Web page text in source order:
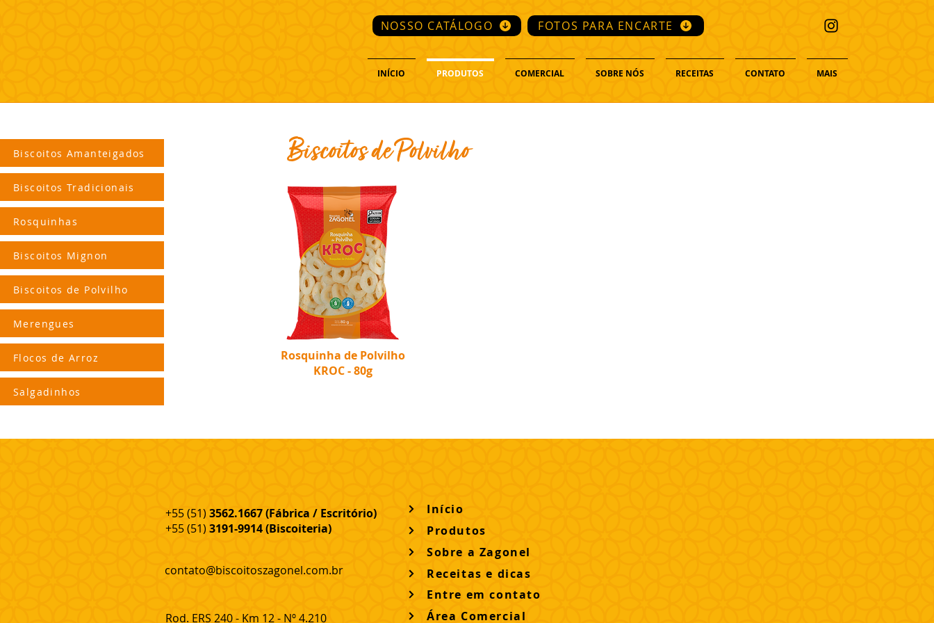
NOSSO CATÁLOGO FOTOS PARA ENCARTE
INÍCIO PRODUTOS COMERCIAL SOBRE NÓS RECEITAS CONTATO MAIS
Biscoitos Amanteigados
Biscoitos Tradicionais
Rosquinhas
Biscoitos Mignon
Biscoitos de Polvilho
Merengues
Flocos de Arroz
Salgadinhos
Biscoitos de Polvilho
Rosquinha de Polvilho
KROC - 80g
+55 (51) 3562.1667 (Fábrica / Escritório)
+55 (51) 3191-9914 (Biscoiteria)
contato@biscoitoszagonel.com.br
Rod. ERS 240 - Km 12 - Nº 4.210
Início
Produtos
Sobre a Zagonel
Receitas e dicas
Entre em contato
Área Comercial